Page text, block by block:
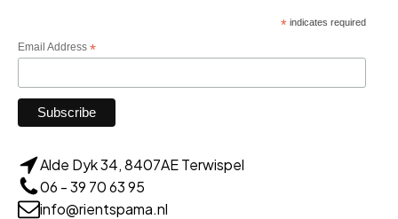
*indicates required
Email Address *
Alde Dyk 34, 8407AE Terwispel
06 - 39 70 63 95
info@rientspama.nl